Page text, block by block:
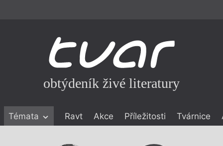
obtýdeník živé literatury
Témata Ravt Akce Příležitosti Tvárnice